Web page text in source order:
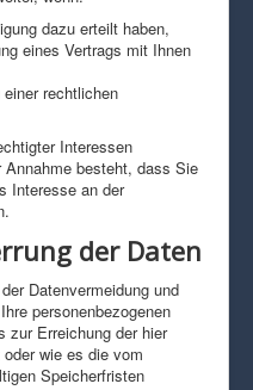
dazu erteilt haben,
eines Vertrags mit Ihnen
rechtlichen
Interessen
besteht, dass Sie
Interesse an der
der Daten
Datenvermeidung und
personenbezogenen
zur Erreichung der hier
wie es die vom
Speicherfristen